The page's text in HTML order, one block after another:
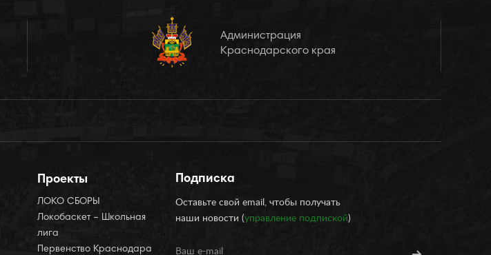
Администрация
Краснодарского края
Проекты
ЛОКО СБОРЫ
Локобаскет – Школьная
лига
Первенство Краснодара
Подписка
Оставьте свой email, чтобы получать
наши новости (управление подпиской)